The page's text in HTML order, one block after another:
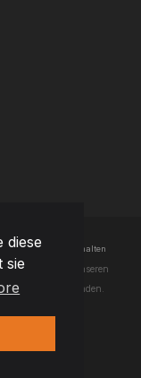
diese
sie
- Alle Rechte vorbehalten
Sie sich mit unseren
einverstanden.